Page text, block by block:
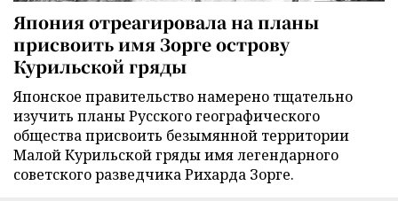
Япония отреагировала на планы
присвоить имя Зорге острову
Курильской гряды
Японское правительство намерено тщательно
изучить планы Русского географического
общества присвоить безымянной территории
Малой Курильской гряды имя легендарного
советского разведчика Рихарда Зорге.